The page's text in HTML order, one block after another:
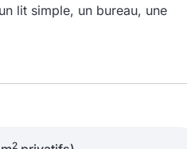
lit simple, un bureau, une
2